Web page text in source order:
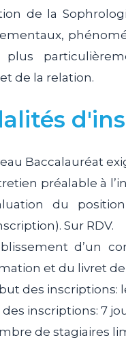
de la
plus
de la relation.
Baccalauréat
préalable à
du
Sur RDV.
d’un
et du livret
des inscriptions:
des inscriptions: 7
de stagiaires